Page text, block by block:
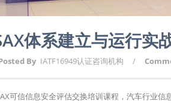
体系建立与运行实
By IATF16949认证咨询机构 /
可信信息安全评估交换培训课程，汽车行业